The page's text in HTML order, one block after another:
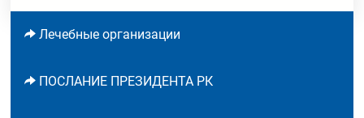
Лечебные организации
ПОСЛАНИЕ ПРЕЗИДЕНТА РК